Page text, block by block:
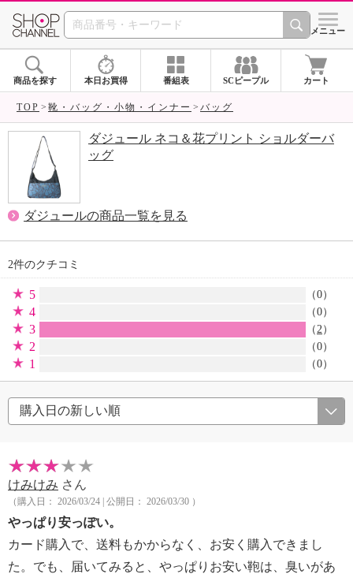
SHOP CHANNEL シメニュー
商品を探す 本日お買得 番組表 SCピープル カート
TOP 靴・バッグ・小物・インナー バッグ
ダジュール ネコ＆花プリント ショルダーバ
ッグ
ダジュールの商品一覧を見る
2件のクチコミ
5 （0）
4 （0）
3 （2）
2 （0）
1 （0）
けみけみ さん
（購入日： 2026/03/24 | 公開日： 2026/03/30 ）
やっぱり安っぽい。
カード購入で、送料もかからなく、お安く購入できまし
た。でも、届いてみると、やっぱりお安い鞄は、臭いがあ